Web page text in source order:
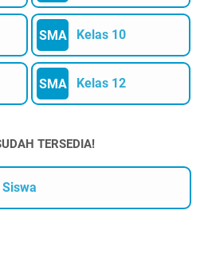
SMA Kelas 10
SMA Kelas 12
TERSEDIA!